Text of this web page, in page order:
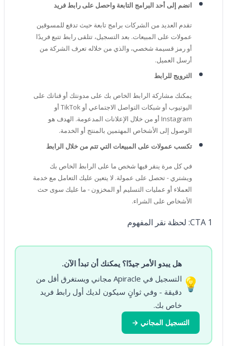
انضم إلى أحد البرامج التابعة واحصل على رابط فريد
تقدم العديد من الشركات برامج تابعة حيث تدفع للمسوقين
عمولات على المبيعات. بعد التسجيل، تتلقى رابط تتبع فريدًا
أو رمز قسيمة شخصي، والذي من خلاله تعرف الشركة من
أرسل العميل.
الترويج للرابط
يمكنك مشاركة الرابط الخاص بك على مدونتك أو قناتك على
اليوتيوب أو شبكات التواصل الاجتماعي أو TikTok أو
Instagram أو من خلال الإعلانات المدعومة. الهدف هو
الوصول إلى الأشخاص المهتمين بالمنتج أو الخدمة.
تكسب عمولات على المبيعات التي تتم من خلال الرابط
في كل مرة ينقر فيها شخص ما على الرابط الخاص بك
ويشتري - تحصل على عمولة. لا يتعين عليك التعامل مع خدمة
العملاء أو عمليات التسليم أو المخزون - ما عليك سوى حث
الأشخاص على الشراء.
CTA 1: لحظة نقر المفهوم
💡
هل يبدو الأمر جيدًا؟ يمكنك أن تبدأ الآن.
التسجيل في Apiracle مجاني ويستغرق أقل من
دقيقة - وفي ثوانٍ سيكون لديك أول رابط فريد
خاص بك.
التسجيل المجاني →